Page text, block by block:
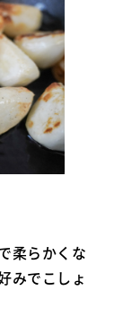
柔らかくな
みでこしょ